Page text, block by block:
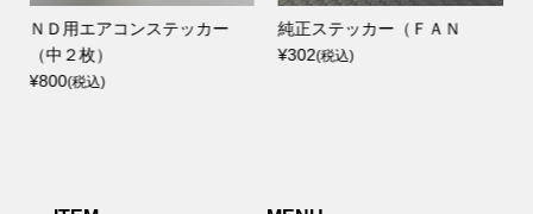
ＮＤ用エアコンステッカー
（中２枚）
¥800(税込)
純正ステッカー（ＦＡＮ
¥302(税込)